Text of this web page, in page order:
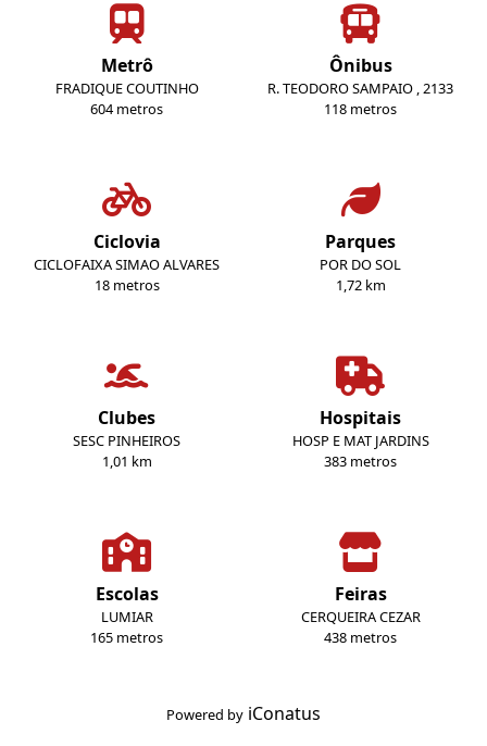
Metrô
FRADIQUE COUTINHO
604 metros
Ônibus
R. TEODORO SAMPAIO , 2133
118 metros
Ciclovia
CICLOFAIXA SIMAO ALVARES
18 metros
Parques
POR DO SOL
1,72 km
Clubes
SESC PINHEIROS
1,01 km
Hospitais
HOSP E MAT JARDINS
383 metros
Escolas
LUMIAR
165 metros
Feiras
CERQUEIRA CEZAR
438 metros
Powered by iConatus